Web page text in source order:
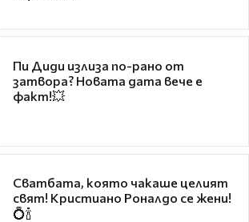
Пи Диди излиза по-рано от
затвора? Новата дата вече е
факт!💥
Сватбата, която чакаше целият
свят! Кристиано Роналдо се жени!
💍🍾